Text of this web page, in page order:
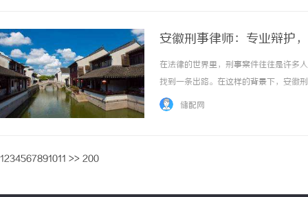
安徽刑事律师：专业辩护
在法律的世界里，刑事案件往往是许多
找到一条出路。在这样的背景下，安徽
义的人最坚实的后盾。本文将深入探讨
储配网
1234567891011 >> 200